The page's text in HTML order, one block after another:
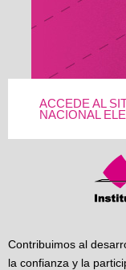
ACCEDE AL
NACIONAL
Contribuimos al
la confianza y la